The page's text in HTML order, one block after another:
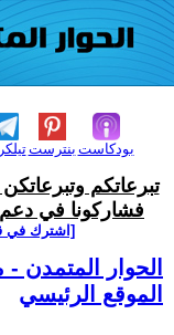
بنترست بودكاست
تبرعاتكم
فشاركونا في دعم
[اشترك في
الحوار المتمدن -
الموقع الرئيسي